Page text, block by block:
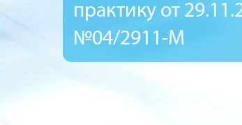
практику от
№04/2911-М